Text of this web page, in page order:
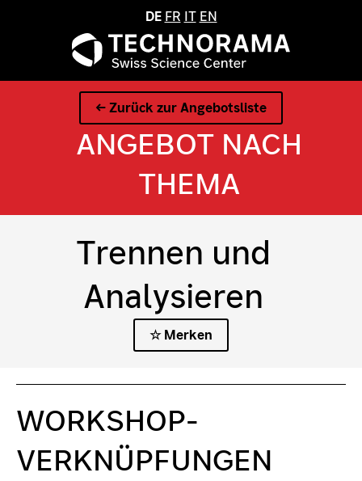
DE FR IT EN
← Zurück zur Angebotsliste
ANGEBOT NACH
THEMA
Trennen und
Analysieren
☆ Merken
WORKSHOP-
VERKNÜPFUNGEN